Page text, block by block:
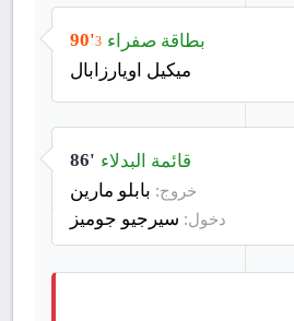
90'3 بطاقة صفراء
ميكيل اويارزابال
86' قائمة البدلاء
خروج: بابلو مارين
دخول: سيرجيو جوميز